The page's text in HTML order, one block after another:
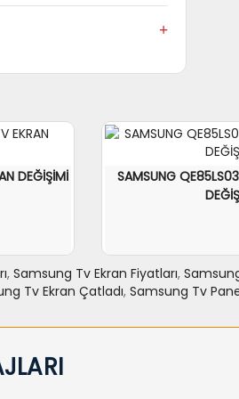
çalışmaya devam eder.
DEĞİŞİMİ
SAMSUNG
SEPETE EKLE
, Samsung Tv Ekran Fiyatları,
Tv Ekran Çatladı, Samsung Tv